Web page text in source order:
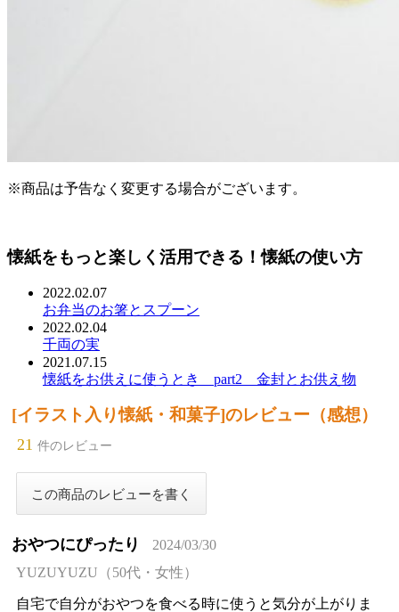
※商品は予告なく変更する場合がございます。
懐紙をもっと楽しく活用できる！懐紙の使い方
2022.02.07
お弁当のお箸とスプーン
2022.02.04
千両の実
2021.07.15
懐紙をお供えに使うとき part2 金封とお供え物
[イラスト入り懐紙・和菓子]のレビュー（感想）
21 件のレビュー
おやつにぴったり
2024/03/30
YUZUYUZU（50代・女性）
自宅で自分がおやつを食べる時に使うと気分が上がりま